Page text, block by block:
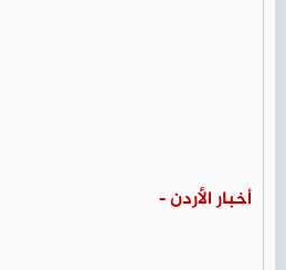
أخبار الأردن -